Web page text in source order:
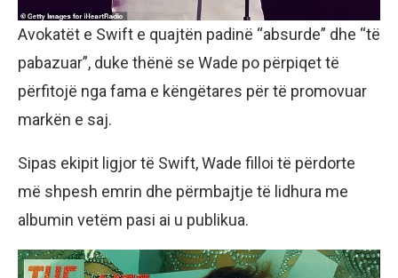
Avokatët e Swift e quajtën padinë “absurde” dhe “të
pabazuar”, duke thënë se Wade po përpiqet të
përfitojë nga fama e këngëtares për të promovuar
markën e saj.
Sipas ekipit ligjor të Swift, Wade filloi të përdorte
më shpesh emrin dhe përmbajtje të lidhura me
albumin vetëm pasi ai u publikua.